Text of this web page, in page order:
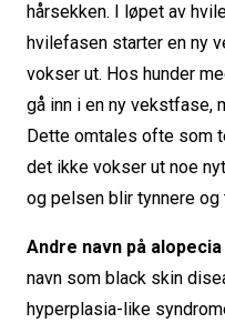
hårsekken. I løpet av
hvilefasen starter en ny
vokser ut. Hos hunder
gå inn i en ny vekstfase,
Dette omtales ofte som
det ikke vokser ut noe
og pelsen blir tynnere og
Andre navn på alopecia
navn som black skin
hyperplasia-like